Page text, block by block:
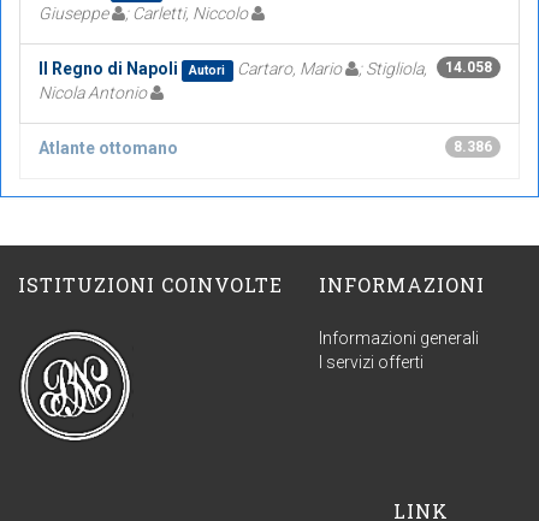
Giuseppe
; Carletti, Niccolo
14.058
Il Regno di Napoli Autori Cartaro, Mario
; Stigliola,
Nicola Antonio
8.386
Atlante ottomano
ISTITUZIONI COINVOLTE INFORMAZIONI
Informazioni generali
I servizi offerti
LINK